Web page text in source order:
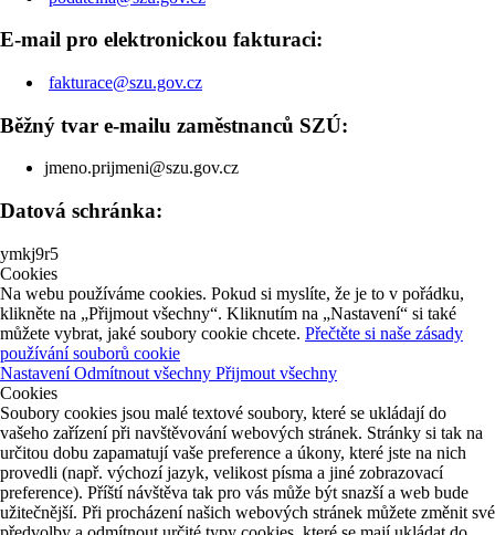
E-mail pro elektronickou fakturaci:
fakturace@szu.gov.cz
Běžný tvar e-mailu zaměstnanců SZÚ:
jmeno.prijmeni@szu.gov.cz
Datová schránka:
ymkj9r5
Cookies
Na webu používáme cookies. Pokud si myslíte, že je to v pořádku,
klikněte na „Přijmout všechny“. Kliknutím na „Nastavení“ si také
můžete vybrat, jaké soubory cookie chcete. Přečtěte si naše zásady
používání souborů cookie
NastaveníOdmítnout všechny Přijmout všechny
Cookies
Soubory cookies jsou malé textové soubory, které se ukládají do
vašeho zařízení při navštěvování webových stránek. Stránky si tak na
určitou dobu zapamatují vaše preference a úkony, které jste na nich
provedli (např. výchozí jazyk, velikost písma a jiné zobrazovací
preference). Příští návštěva tak pro vás může být snazší a web bude
užitečnější. Při procházení našich webových stránek můžete změnit své